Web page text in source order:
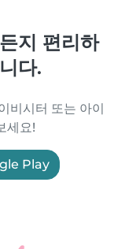
지 편리하
다.
비시터 또는 아이
세요!
Play